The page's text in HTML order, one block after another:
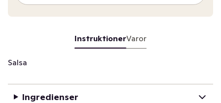
InstruktionerVaror
Salsa
Ingredienser